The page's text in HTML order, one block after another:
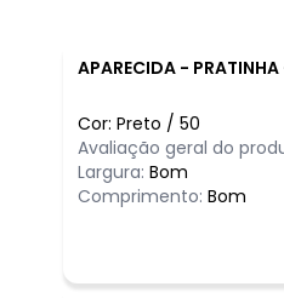
APARECIDA -
Cor: Preto / 50
Avaliação geral do
Largura: Bom
Comprimento: Bom